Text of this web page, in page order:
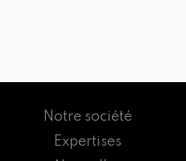
Notre société
Expertises